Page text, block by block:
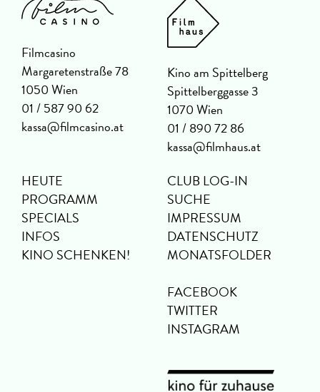
Filmcasino
Margaretenstraße 78
1050 Wien
01 / 587 90 62
kassa@filmcasino.at
Kino am Spittelberg
Spittelberggasse 3
1070 Wien
01 / 890 72 86
kassa@filmhaus.at
HEUTE
PROGRAMM
SPECIALS
INFOS
KINO SCHENKEN!
CLUB LOG-IN
SUCHE
IMPRESSUM
DATENSCHUTZ
MONATSFOLDER
FACEBOOK
TWITTER
INSTAGRAM